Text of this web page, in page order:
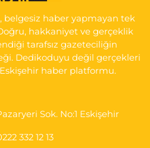
Al
belgesiz haber yapmayan tek
hakkaniyet ve gerçeklik
tarafsız gazeteciliğin
Dedikoduyu değil gerçekleri
haber platformu.
Sok. No:1 Eskişehir
332 12 13